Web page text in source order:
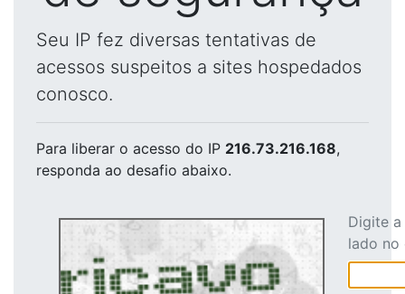
Seu IP fez diversas tentativas de
acessos suspeitos a sites hospedados
conosco.
Para liberar o acesso do IP 216.73.216.168,
responda ao desafio abaixo.
Digite
lado no